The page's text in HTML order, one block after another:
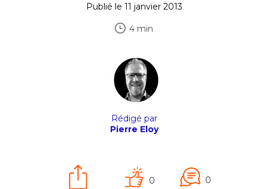
Publié le 11 janvier 2013
4 min
Rédigé par
Pierre Eloy
0 0